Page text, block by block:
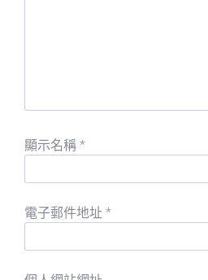
顯示名稱 *
電子郵件地址 *